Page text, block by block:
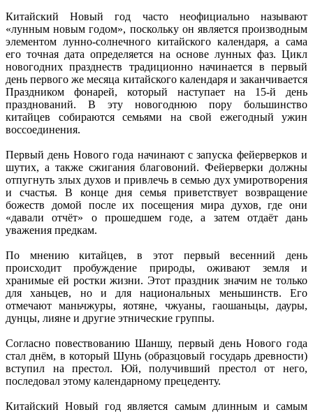
Китайский Новый год часто неофициально называют
«лунным новым годом», поскольку он является производным
элементом лунно-солнечного китайского календаря, а сама
его точная дата определяется на основе лунных фаз. Цикл
новогодних празднеств традиционно начинается в первый
день первого же месяца китайского календаря и заканчивается
Праздником фонарей, который наступает на 15-й день
празднований. В эту новогоднюю пору большинство
китайцев собираются семьями на свой ежегодный ужин
воссоединения.
Первый день Нового года начинают с запуска фейерверков и
шутих, а также сжигания благовоний. Фейерверки должны
отпугнуть злых духов и привлечь в семью дух умиротворения
и счастья. В конце дня семья приветствует возвращение
божеств домой после их посещения мира духов, где они
«давали отчёт» о прошедшем годе, а затем отдаёт дань
уважения предкам.
По мнению китайцев, в этот первый весенний день
происходит пробуждение природы, оживают земля и
хранимые ей ростки жизни. Этот праздник значим не только
для ханьцев, но и для национальных меньшинств. Его
отмечают маньчжуры, яотяне, чжуаны, гаошаньцы, дауры,
дунцы, лияне и другие этнические группы.
Согласно повествованию Шаншу, первый день Нового года
стал днём, в который Шунь (образцовый государь древности)
вступил на престол. Юй, получивший престол от него,
последовал этому календарному прецеденту.
Китайский Новый год является самым длинным и самым